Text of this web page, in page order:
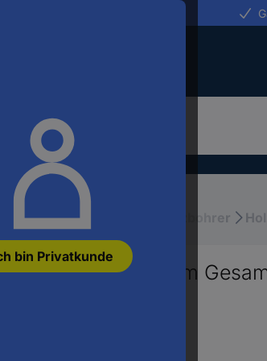
bin Privatkunde
Holzbohrer
Spiralbohrer 2 mm